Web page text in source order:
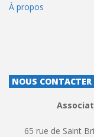
À propos
NOUS CONTACTER
65 rue de Saint